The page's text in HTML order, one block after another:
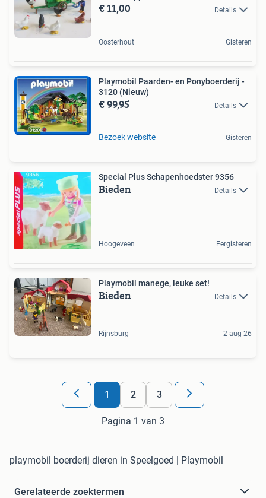
€ 11,00 Details
Oosterhout Gisteren
Playmobil Paarden- en Ponyboerderij -
3120 (Nieuw)
€ 99,95 Details
Bezoek website Gisteren
Special Plus Schapenhoedster 9356
Bieden Details
Hoogeveen Eergisteren
Playmobil manege, leuke set!
Bieden Details
Rijnsburg 2 aug 26
1 2 3
Pagina 1 van 3
playmobil boerderij dieren in Speelgoed | Playmobil
Gerelateerde zoektermen